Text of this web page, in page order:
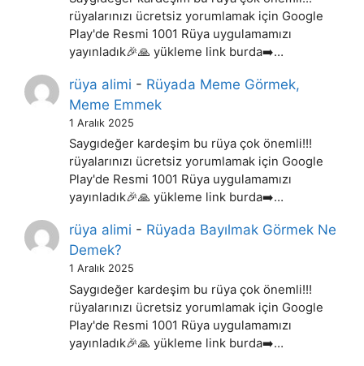
rüyalarınızı ücretsiz yorumlamak için Google
Play'de Resmi 1001 Rüya uygulamamızı
yayınladık🎉🙏 yükleme link burda➡️…
rüya alimi - Rüyada Meme Görmek,
Meme Emmek
1 Aralık 2025
Saygıdeğer kardeşim bu rüya çok önemli!!!
rüyalarınızı ücretsiz yorumlamak için Google
Play'de Resmi 1001 Rüya uygulamamızı
yayınladık🎉🙏 yükleme link burda➡️…
rüya alimi - Rüyada Bayılmak Görmek Ne
Demek?
1 Aralık 2025
Saygıdeğer kardeşim bu rüya çok önemli!!!
rüyalarınızı ücretsiz yorumlamak için Google
Play'de Resmi 1001 Rüya uygulamamızı
yayınladık🎉🙏 yükleme link burda➡️…